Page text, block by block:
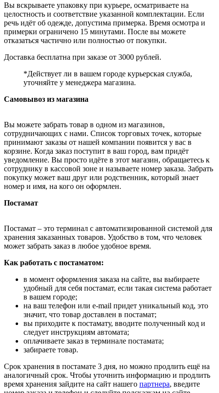
Вы вскрываете упаковку при курьере, осматриваете на
целостность и соответствие указанной комплектации. Если
речь идёт об одежде, допустима примерка. Время осмотра и
примерки ограничено 15 минутами. После вы можете
отказаться частично или полностью от покупки.
Доставка бесплатна при заказе от 3000 рублей.
*Действует ли в вашем городе курьерская служба,
уточняйте у менеджера магазина.
Самовывоз из магазина
Вы можете забрать товар в одном из магазинов,
сотрудничающих с нами. Список торговых точек, которые
принимают заказы от нашей компании появится у вас в
корзине. Когда заказ поступит в ваш город, вам придёт
уведомление. Вы просто идёте в этот магазин, обращаетесь к
сотруднику в кассовой зоне и называете номер заказа. Забрать
покупку может ваш друг или родственник, который знает
номер и имя, на кого он оформлен.
Постамат
Постамат – это терминал с автоматизированной системой для
хранения заказанных товаров. Удобство в том, что человек
может забрать заказ в любое удобное время.
Как работать с постаматом:
в момент оформления заказа на сайте, вы выбираете
удобный для себя постамат, если такая система работает
в вашем городе;
на ваш телефон или e-mail придет уникальный код, это
значит, что товар доставлен в постамат;
вы приходите к постамату, вводите полученный код и
следует инструкциям автомата;
оплачиваете заказ в терминале постамата;
забираете товар.
Срок хранения в постамате 3 дня, но можно продлить ещё на
аналогичный срок. Чтобы уточнить информацию и продлить
время хранения зайдите на сайт нашего партнера, введите